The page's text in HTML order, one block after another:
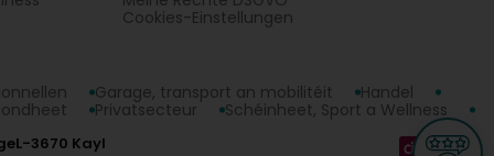
Cookies-Einstellungen
Garage, transport an mobilitéit
Handel
Privatsecteur
Schéinheet, Sport a Wellness
L-3670 Kayl